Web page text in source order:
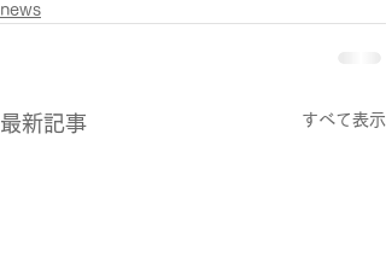
news
最新記事 すべて表示